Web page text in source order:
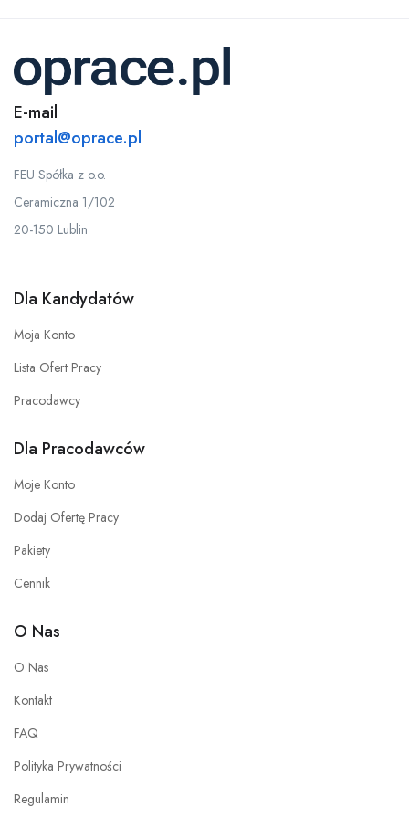
E-mail
portal@oprace.pl
FEU Spółka z o.o.
Ceramiczna 1/102
20-150 Lublin
Dla Kandydatów
Moja Konto
Lista Ofert Pracy
Pracodawcy
Dla Pracodawców
Moje Konto
Dodaj Ofertę Pracy
Pakiety
Cennik
O Nas
O Nas
Kontakt
FAQ
Polityka Prywatności
Regulamin